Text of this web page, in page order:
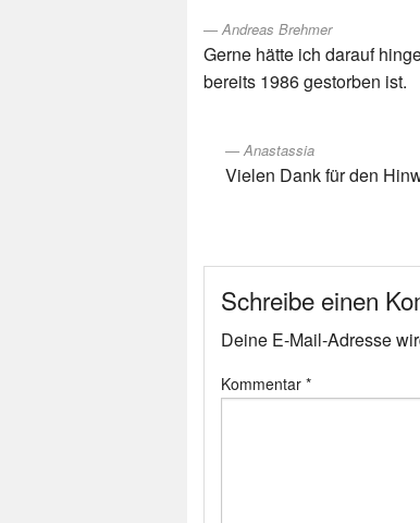
Andreas Brehmer
Gerne hätte ich darauf
bereits 1986 gestorben ist.
Anastassia
Vielen Dank für den
Schreibe einen
Deine E-Mail-Adresse
Kommentar *